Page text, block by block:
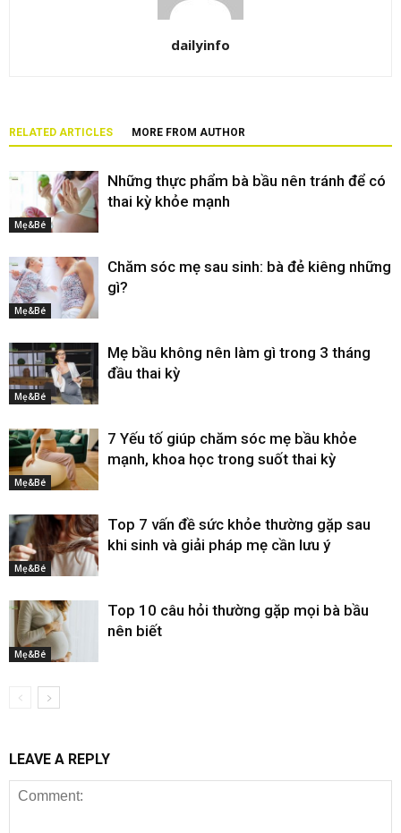
dailyinfo
RELATED ARTICLES MORE FROM AUTHOR
Mẹ&Bé
Những thực phẩm bà bầu nên tránh để có
thai kỳ khỏe mạnh
Mẹ&Bé
Chăm sóc mẹ sau sinh: bà đẻ kiêng những
gì?
Mẹ&Bé
Mẹ bầu không nên làm gì trong 3 tháng
đầu thai kỳ
Mẹ&Bé
7 Yếu tố giúp chăm sóc mẹ bầu khỏe
mạnh, khoa học trong suốt thai kỳ
Mẹ&Bé
Top 7 vấn đề sức khỏe thường gặp sau
khi sinh và giải pháp mẹ cần lưu ý
Mẹ&Bé
Top 10 câu hỏi thường gặp mọi bà bầu
nên biết
LEAVE A REPLY